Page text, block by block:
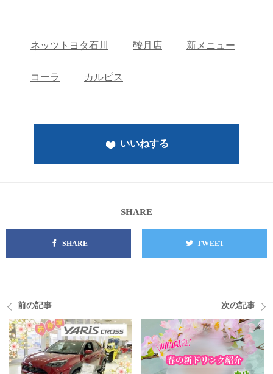
ネッツトヨタ石川 鞍月店 新メニュー
コーラ カルピス
いいねする
SHARE
SHARE TWEET
前の記事 次の記事